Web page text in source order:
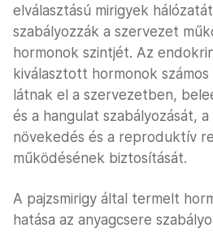
elválasztású mirigyek
szabályozzák a szervezet
hormonok szintjét. Az
kiválasztott hormonok
látnak el a szervezetben,
és a hangulat szabályozását,
növekedés és a reproduktív
működésének biztosítását.
A pajzsmirigy által termelt
hatása az anyagcsere